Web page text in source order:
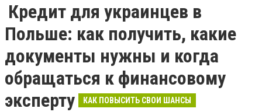
Кредит для украинцев в
Польше: как получить, какие
документы нужны и когда
обращаться к финансовому
эксперту
КАК ПОВЫСИТЬ СВОИ ШАНСЫ